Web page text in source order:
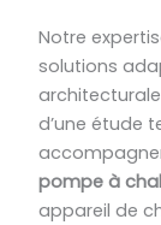
Notre
solutions
d’une étude
pompe à
appareil de